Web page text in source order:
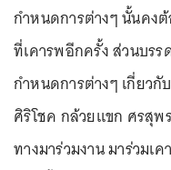
กำหนดการต่างๆ นั้นค
ที่เคารพอีกครั้ง ส่วนบร
กำหนดการต่างๆ เกี่ยว
ศิริโชค กล้วยแขก ศรสุ
ทางมาร่วมงาน มาร่วม